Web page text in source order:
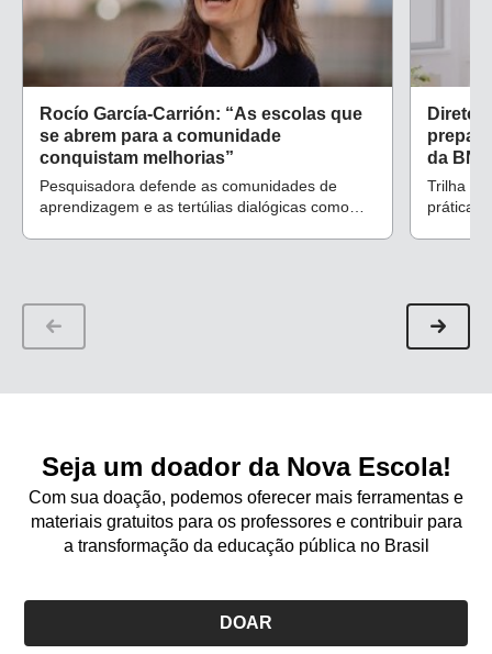
Rocío García-Carrión: “As escolas que
se abrem para a comunidade
conquistam melhorias”
Pesquisadora defende as comunidades de
aprendizagem e as tertúlias dialógicas como
da
Trilha
práticas
Seja um doador da Nova Escola!
Com sua doação, podemos oferecer mais ferramentas e
materiais gratuitos para os professores e contribuir para
a transformação da educação pública no Brasil
DOAR